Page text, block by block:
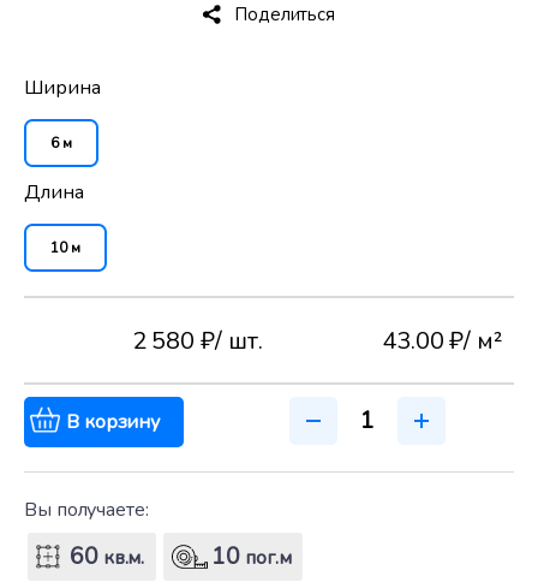
Поделиться
Ширина
6 м
Длина
10 м
2 580 ₽/ шт. 43.00 ₽/ м²
В корзину
Вы получаете:
60кв.м. 10 пог.м